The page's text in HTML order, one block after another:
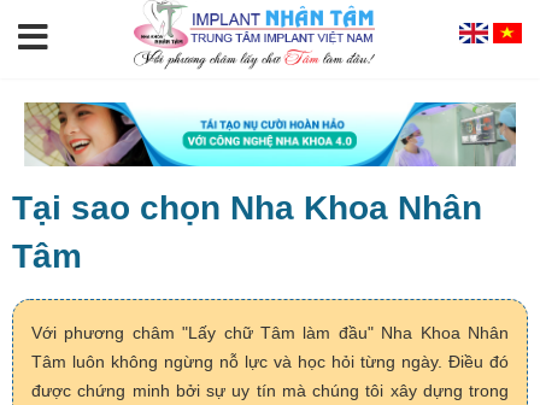
Tại sao chọn Nha Khoa Nhân
Tâm
Với phương châm "Lấy chữ Tâm làm đầu" Nha Khoa Nhân
Tâm luôn không ngừng nỗ lực và học hỏi từng ngày. Điều đó
được chứng minh bởi sự uy tín mà chúng tôi xây dựng trong